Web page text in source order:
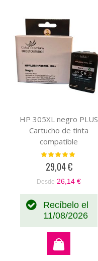
HP 305XL negro PLUS
Cartucho de tinta
compatible
Valoración:
29,04 €
Desde 26,14 €
Recíbelo el
11/08/2026